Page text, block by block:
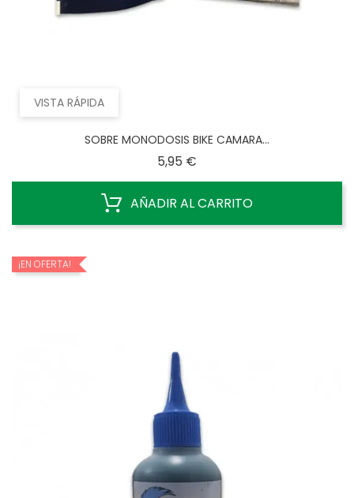
VISTA RÁPIDA
SOBRE MONODOSIS BIKE CAMARA...
5,95 €
AÑADIR AL CARRITO
¡EN OFERTA!